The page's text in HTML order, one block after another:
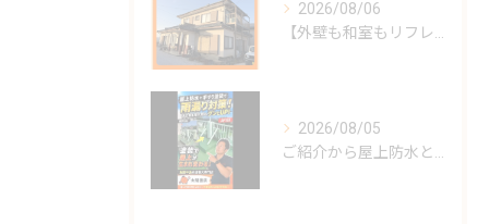
2026/08/06
2026/08/05